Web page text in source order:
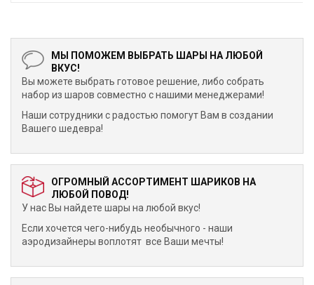
МЫ ПОМОЖЕМ ВЫБРАТЬ ШАРЫ НА ЛЮБОЙ
ВКУС!
Вы можете выбрать готовое решение, либо собрать
набор из шаров совместно с нашими менеджерами!
Наши сотрудники с радостью помогут Вам в создании
Вашего шедевра!
ОГРОМНЫЙ АССОРТИМЕНТ ШАРИКОВ НА
ЛЮБОЙ ПОВОД!
У нас Вы найдете шары на любой вкус!
Если хочется чего-нибудь необычного - наши
аэродизайнеры воплотят все Ваши мечты!